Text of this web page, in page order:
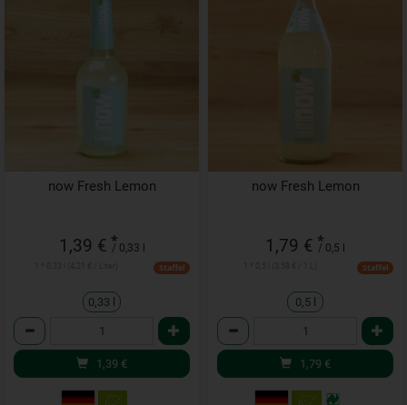
now Fresh Lemon
1,39 € *
/ 0,33 l
Staffel
0,33 l
Anzahl
1,39 €
now Fresh Lemon
1,79 € *
/ 0,5 l
Staffel
0,5 l
Anzahl
1,79 €